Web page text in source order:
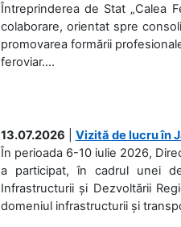
Întreprinderea de Stat „Calea
colaborare, orientat spre
promovarea formării
feroviar....
13.07.2026
Vizită de lucru în
În perioada 6-10 iulie 2026,
a participat, în cadrul unei
Infrastructurii și Dezvoltării
domeniul infrastructurii și